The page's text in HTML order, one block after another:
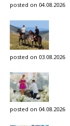
posted on 04.08.2026
posted on 03.08.2026
posted on 04.08.2026